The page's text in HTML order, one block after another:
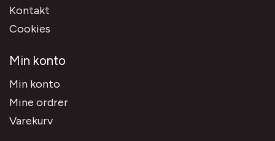
Kontakt
Cookies
Min konto
Min konto
Mine ordrer
Varekurv